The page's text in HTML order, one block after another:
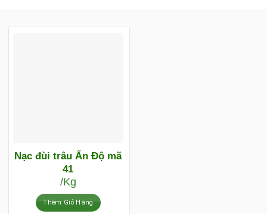
Nạc đùi trâu Ấn Độ mã
41
/Kg
Thêm Giỏ Hàng